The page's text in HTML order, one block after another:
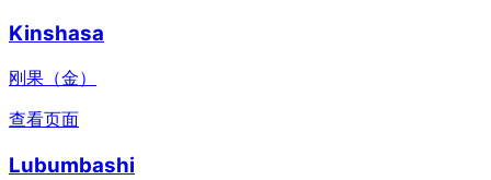
Kinshasa
刚果（金）
查看页面
Lubumbashi